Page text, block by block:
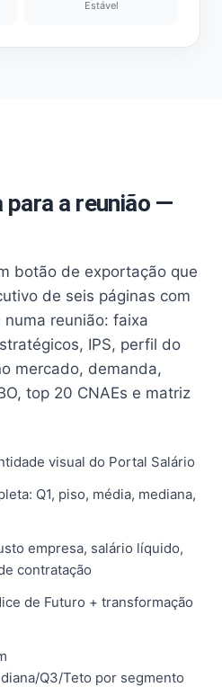
Estável
para a reunião —
botão de exportação que
de seis páginas com
reunião: faixa
IPS, perfil do
mercado, demanda,
top 20 CNAEs e matriz
visual do Portal Salário
Q1, piso, média, mediana,
empresa, salário líquido,
contratação
de Futuro + transformação
Q3/Teto por segmento